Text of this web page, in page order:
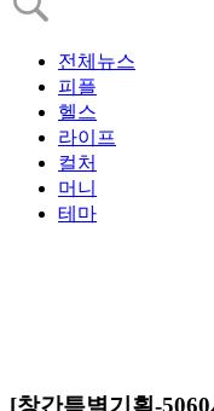
전체뉴스
피플
헬스
라이프
컬처
머니
테마
[창간특별기획-